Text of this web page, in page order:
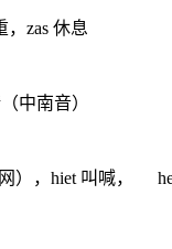
，zas 休息
中南音）
），hiet 叫喊，